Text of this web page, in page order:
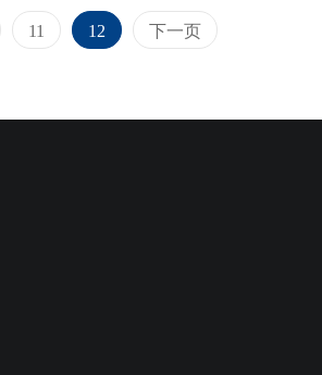
11 12 下一页